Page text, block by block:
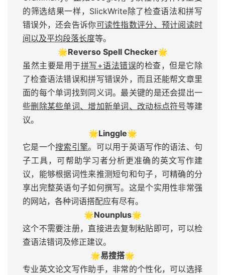
的筛选结果一样，SlickWrite除了检查语法和拼写
错误外，还会告诉你可读性指数评分、预计阅读时
间以及平均段落长度等。
🌟Reverso Spell Checker🌟
虽然主要是用于拼写+语法错误的检查，但是它除
了检查语法错误和拼写错误外，而且还能帮文章里
面的每个单词找到同义词。最关键的是还会提出一
些删除某些单词、增加新单词、改动标点符号等建
议。
🌟Linggle🌟
它是一个搜索引擎。可以用于英语写作的语法、句
子工具，可帮助学习者分析更准确的英文写作建
议，能够根据词性来推测短句和句子，可精确的分
享出完整英语句子如何撰写。这是个实用性非常强
的网站，各种词语搭配应有尽有。
🌟Nounplus🌟
这个不需要注册，直接进去复制粘贴即可，可以检
查语法错词及修正建议。
🌟易搜搭🌟
专业英文论文写作助手，非常的个性化，可以选择